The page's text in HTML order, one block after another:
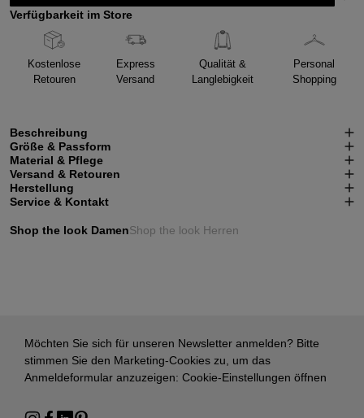
Verfügbarkeit im Store
Kostenlose
Retouren
Express
Versand
Qualität &
Langlebigkeit
Personal
Shopping
Beschreibung
Größe & Passform
Material & Pflege
Versand & Retouren
Herstellung
Service & Kontakt
Shop the look DamenShop the look Herren
Möchten Sie sich für unseren Newsletter anmelden? Bitte
stimmen Sie den Marketing-Cookies zu, um das
Anmeldeformular anzuzeigen: Cookie-Einstellungen öffnen